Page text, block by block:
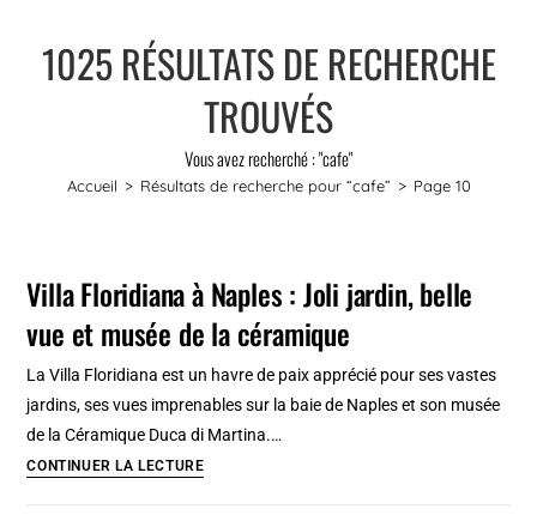
1025RÉSULTATS DE RECHERCHE
TROUVÉS
Vous avez recherché : "cafe"
Accueil > Résultats de recherche pour“cafe” > Page 10
Villa Floridiana à Naples : Joli jardin, belle
vue et musée de la céramique
La Villa Floridiana est un havre de paix apprécié pour ses vastes
jardins, ses vues imprenables sur la baie de Naples et son musée
de la Céramique Duca di Martina.…
CONTINUER LA LECTUREVilla